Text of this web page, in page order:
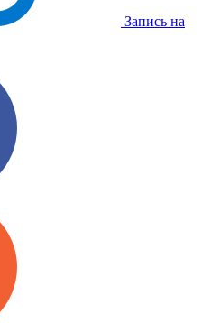
Запись на